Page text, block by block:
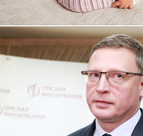
Сайт кандидата в
Буркова Александра